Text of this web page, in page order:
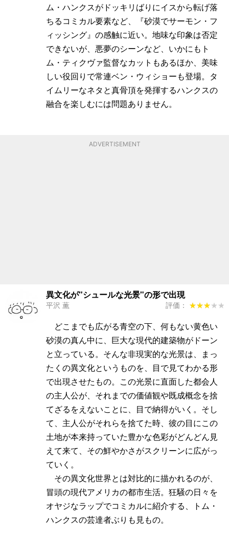
ム・ハンクスがドッキリばりにイスから転げ落
ちるコミカル要素など、『砂漠でサーモン・フ
ィッシング』の感触に近い。地味な印象は否定
できないが、悪夢のシーンなど、いかにもト
ム・ティクヴァ監督なカットもあるほか、美味
しい役回りで常連ベン・ウィショーも登場。タ
イムリーなネタと真骨頂を発揮するハンクスの
融合を楽しむには問題ありません。
ADVERTISEMENT
異文化が"シュールな光景"の形で出現
平沢 薫 評価： ★★★★★
★★★★★
どこまでも広がる青空の下、何もない黄色い
砂漠の真ん中に、巨大な現代的建築物がドーン
と立っている。そんな非現実的な光景は、まっ
たくの異文化というものを、目で見てわかる形
で出現させたもの。この光景に直面した都会人
の主人公が、それまでの価値観や既成概念を捨
てざるをえないことに、目で納得がいく。そし
て、主人公がそれらを捨てた時、彼の目にこの
土地が本来持っていた豊かな色彩がどんどん見
えて来て、その鮮やかさがスクリーンに広がっ
ていく。
その異文化世界とは対比的に描かれるのが、
冒頭の現代アメリカの都市生活。狂騒の日々を
オヤジなラップでコミカルに紹介する、トム・
ハンクスの芸達者ぶりも見もの。